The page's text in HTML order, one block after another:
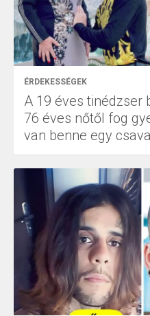
ÉRDEKESSÉGEK
A 19 éves tinédzser
76 éves nőtől fog
van benne egy